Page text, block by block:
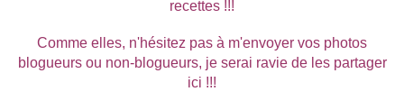
recettes !!!
Comme elles, n'hésitez pas à m'envoyer vos photos
blogueurs ou non-blogueurs, je serai ravie de les partager
ici !!!